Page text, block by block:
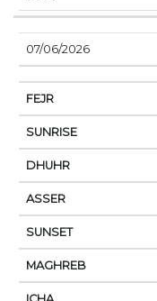
07/06/2026